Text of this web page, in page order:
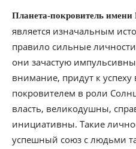
Планета-покровитель
является изначальным
правило сильные
они зачастую
внимание, придут к
покровителем в роли
власть, великодушны,
инициативны. Такие
успешный союз с людьми